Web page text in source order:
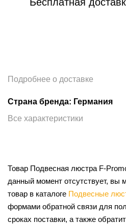
Подробнее о доставке
Страна бренда: Германия
Все характеристики
Товар Подвесная люстра F-
данный момент отсутствует, вы
товар в каталоге Подвесные
формами обратной связи для
сроках поставки, а также